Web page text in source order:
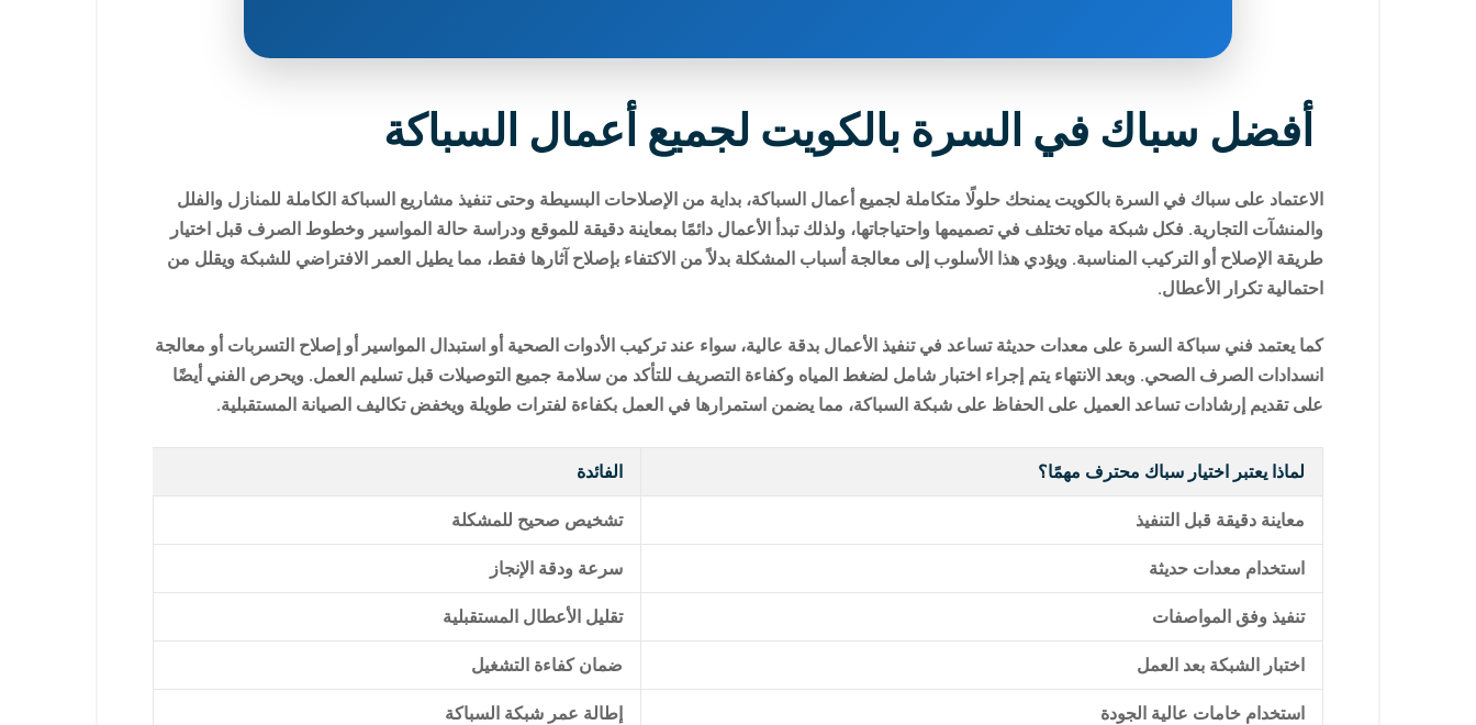
أفضل سباك في السرة بالكويت لجميع أعمال السباكة
الاعتماد على سباك في السرة بالكويت يمنحك حلولًا متكاملة لجميع أعمال السباكة، بداية من الإصلاحات البسيطة وحتى تنفيذ مشاريع السباكة الكاملة للمنازل والفلل
والمنشآت التجارية. فكل شبكة مياه تختلف في تصميمها واحتياجاتها، ولذلك تبدأ الأعمال دائمًا بمعاينة دقيقة للموقع ودراسة حالة المواسير وخطوط الصرف قبل اختيار
طريقة الإصلاح أو التركيب المناسبة. ويؤدي هذا الأسلوب إلى معالجة أسباب المشكلة بدلاً من الاكتفاء بإصلاح آثارها فقط، مما يطيل العمر الافتراضي للشبكة ويقلل من
احتمالية تكرار الأعطال.
كما يعتمد فني سباكة السرة على معدات حديثة تساعد في تنفيذ الأعمال بدقة عالية، سواء عند تركيب الأدوات الصحية أو استبدال المواسير أو إصلاح التسربات أو معالجة
انسدادات الصرف الصحي. وبعد الانتهاء يتم إجراء اختبار شامل لضغط المياه وكفاءة التصريف للتأكد من سلامة جميع التوصيلات قبل تسليم العمل. ويحرص الفني أيضًا
على تقديم إرشادات تساعد العميل على الحفاظ على شبكة السباكة، مما يضمن استمرارها في العمل بكفاءة لفترات طويلة ويخفض تكاليف الصيانة المستقبلية.
لماذا يعتبر اختيار سباك محترف مهمًا؟ الفائدة
معاينة دقيقة قبل التنفيذ تشخيص صحيح للمشكلة
استخدام معدات حديثة سرعة ودقة الإنجاز
تنفيذ وفق المواصفات تقليل الأعطال المستقبلية
اختبار الشبكة بعد العمل ضمان كفاءة التشغيل
استخدام خامات عالية الجودة إطالة عمر شبكة السباكة